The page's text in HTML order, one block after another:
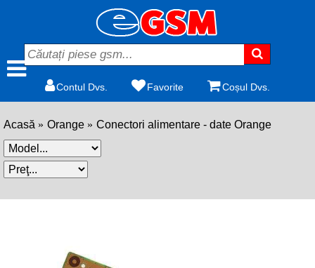
Contul Dvs. Favorite Coșul Dvs.
Acasă Orange Conectori alimentare - date Orange